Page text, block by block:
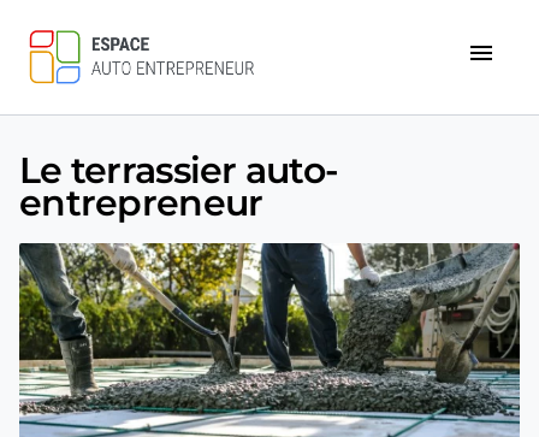
menu
Le terrassier auto-
entrepreneur